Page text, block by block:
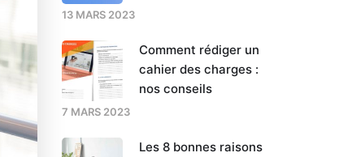
13 MARS 2023
Comment rédiger un
cahier des charges :
nos conseils
7 MARS 2023
Les 8 bonnes raisons